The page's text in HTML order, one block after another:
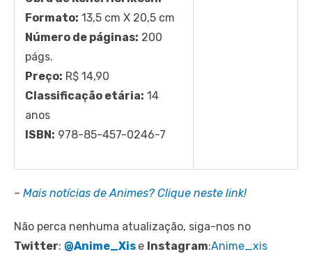
Formato: 13,5 cm X 20,5 cm
Número de páginas: 200
págs.
Preço: R$ 14,90
Classificação etária: 14
anos
ISBN: 978-85-457-0246-7
– Mais notícias de Animes? Clique neste link!
Não perca nenhuma atualização, siga-nos no
Twitter: @Anime_Xis e Instagram:Anime_xis